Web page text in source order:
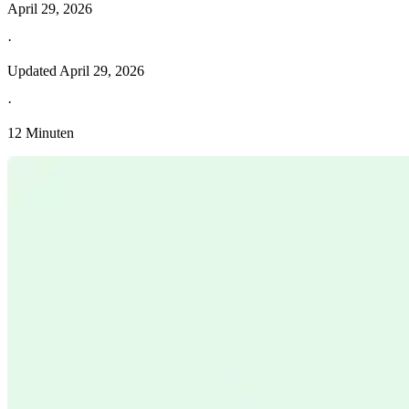
April 29, 2026
·
Updated April 29, 2026
·
12 Minuten